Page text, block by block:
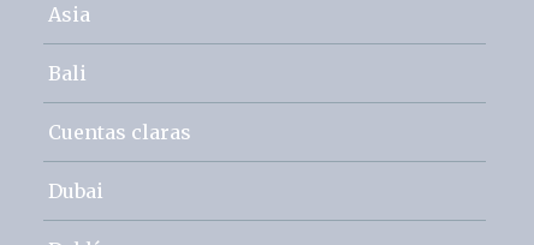
Asia
Bali
Cuentas claras
Dubai